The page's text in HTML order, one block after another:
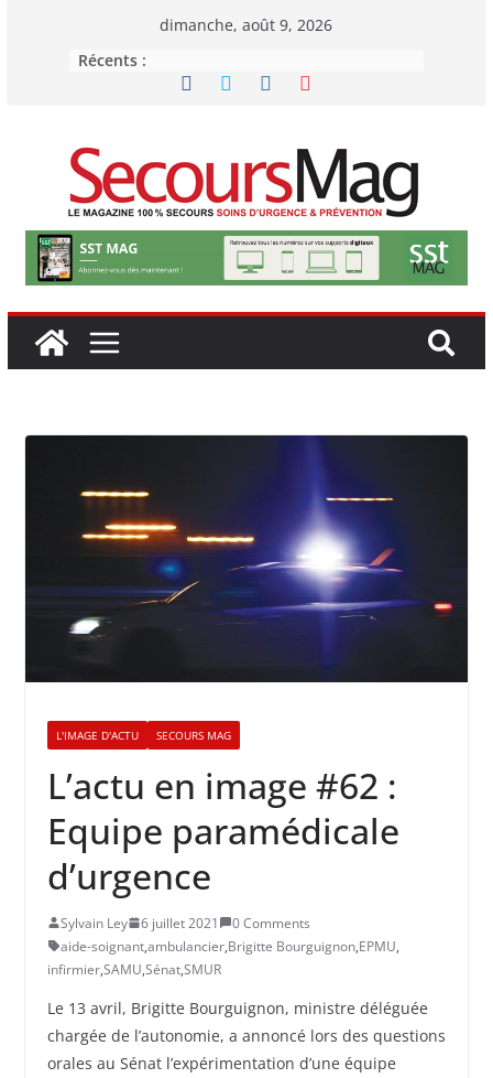
dimanche, août 9, 2026
Récents :
L'IMAGE D'ACTU SECOURS MAG
L’actu en image #62 :
Equipe paramédicale
d’urgence
Sylvain Ley 6 juillet 2021
0 Comments
aide-soignant,ambulancier,Brigitte Bourguignon,EPMU,
infirmier,SAMU,Sénat,SMUR
Le 13 avril, Brigitte Bourguignon, ministre déléguée
chargée de l’autonomie, a annoncé lors des questions
orales au Sénat l’expérimentation d’une équipe